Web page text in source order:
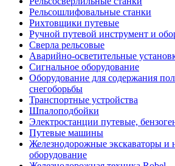
Рельсошлифовальные станки
Рихтовщики путевые
Ручной путевой инструмент и
Сверла рельсовые
Аварийно-осветительные
Сигнальное оборудование
Оборудование для содержания
снегоборьбы
Транспортные устройства
Шпалоподбойки
Электростанции путевые,
Путевые машины
Железнодорожные экскаваторы и
оборудование